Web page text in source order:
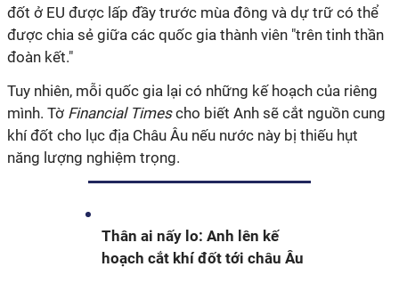
đốt ở EU được lấp đầy trước mùa đông và dự trữ có thể
được chia sẻ giữa các quốc gia thành viên "trên tinh thần
đoàn kết."
Tuy nhiên, mỗi quốc gia lại có những kế hoạch của riêng
mình. Tờ Financial Timescho biết Anh sẽ cắt nguồn cung
khí đốt cho lục địa Châu Âu nếu nước này bị thiếu hụt
năng lượng nghiệm trọng.
Thân ai nấy lo: Anh lên kế
hoạch cắt khí đốt tới châu Âu